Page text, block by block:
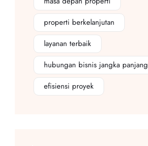
properti berkelanjutan
layanan terbaik
hubungan bisnis jangka panjang
efisiensi proyek